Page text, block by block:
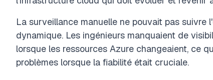
La surveillance manuelle ne pouvait pas suivre
dynamique. Les ingénieurs manquaient de
lorsque les ressources Azure changeaient, ce
problèmes lorsque la fiabilité était cruciale.